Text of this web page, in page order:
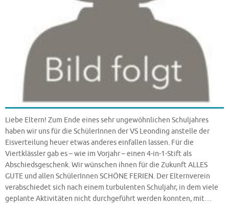
Liebe Eltern! Zum Ende eines sehr ungewöhnlichen Schuljahres
haben wir uns für die SchülerInnen der VS Leonding anstelle der
Eisverteilung heuer etwas anderes einfallen lassen. Für die
Viertklässler gab es – wie im Vorjahr – einen 4-in-1-Stift als
Abschiedsgeschenk. Wir wünschen ihnen für die Zukunft ALLES
GUTE und allen SchülerInnen SCHÖNE FERIEN. Der Elternverein
verabschiedet sich nach einem turbulenten Schuljahr, in dem viele
geplante Aktivitäten nicht durchgeführt werden konnten, mit…